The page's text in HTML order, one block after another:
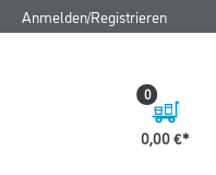
Anmelden/Registrieren
0,00 €
0